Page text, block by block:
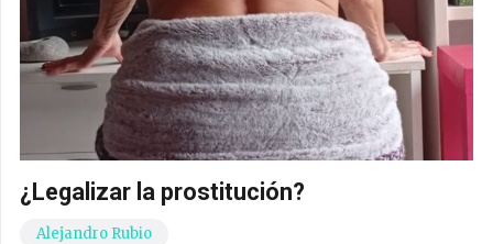
¿Legalizar la prostitución?
Alejandro Rubio